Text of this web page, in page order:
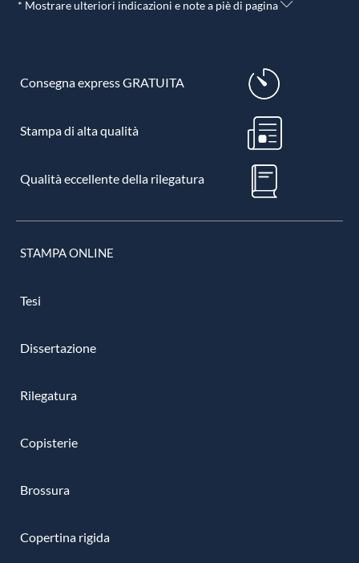
* Mostrare ulteriori indicazioni e note a piè di pagina
Consegna express GRATUITA
Stampa di alta qualità
Qualità eccellente della rilegatura
STAMPA ONLINE
Tesi
Dissertazione
Rilegatura
Copisterie
Brossura
Copertina rigida